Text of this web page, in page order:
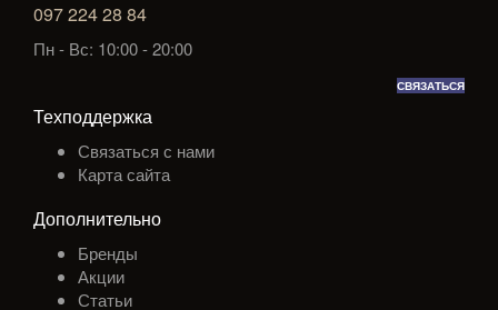
097 224 28 84
Пн - Вс: 10:00 - 20:00
СВЯЗАТЬСЯ
Техподдержка
Связаться с нами
Карта сайта
Дополнительно
Бренды
Акции
Статьи